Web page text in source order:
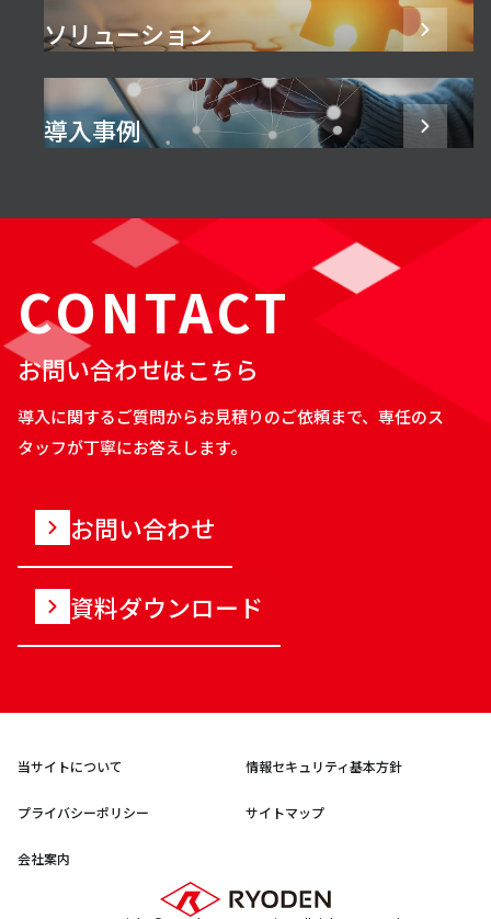
ソリューション
導入事例
CONTACT
お問い合わせはこちら
導入に関するご質問からお見積りのご依頼まで、専任のス
タッフが丁寧にお答えします。
お問い合わせ
資料ダウンロード
当サイトについて 情報セキュリティ基本方針
プライバシーポリシー サイトマップ
会社案内